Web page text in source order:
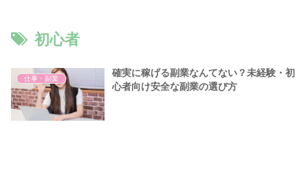
初心者
仕事・副業
確実に稼げる副業なんてない？未経験・初
心者向け安全な副業の選び方